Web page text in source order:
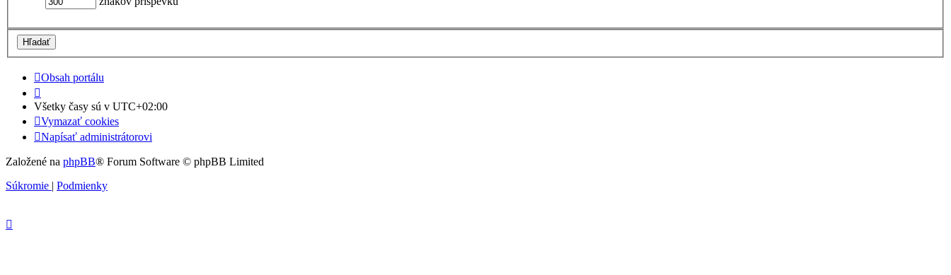
Obsah portálu
Všetky časy sú v UTC+02:00
Vymazať cookies
Napísať administrátorovi
Založené na phpBB® Forum Software © phpBB Limited
Súkromie | Podmienky